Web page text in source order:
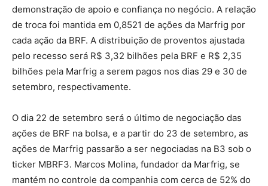
demonstração de apoio e confiança no negócio. A relação
de troca foi mantida em 0,8521 de ações da Marfrig por
cada ação da BRF. A distribuição de proventos ajustada
pelo recesso será R$ 3,32 bilhões pela BRF e R$ 2,35
bilhões pela Marfrig a serem pagos nos dias 29 e 30 de
setembro, respectivamente.
O dia 22 de setembro será o último de negociação das
ações de BRF na bolsa, e a partir do 23 de setembro, as
ações de Marfrig passarão a ser negociadas na B3 sob o
ticker MBRF3. Marcos Molina, fundador da Marfrig, se
mantém no controle da companhia com cerca de 52% do